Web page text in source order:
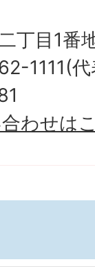
丁目1番
1111(
わせは